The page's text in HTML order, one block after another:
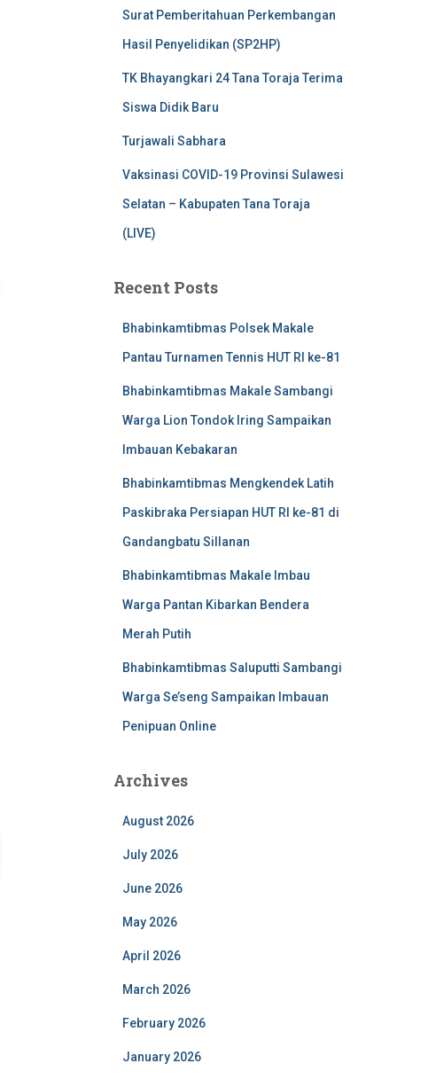
Surat Pemberitahuan Perkembangan
Hasil Penyelidikan (SP2HP)
TK Bhayangkari 24 Tana Toraja Terima
Siswa Didik Baru
Turjawali Sabhara
Vaksinasi COVID-19 Provinsi Sulawesi
Selatan – Kabupaten Tana Toraja
(LIVE)
Recent Posts
Bhabinkamtibmas Polsek Makale
Pantau Turnamen Tennis HUT RI ke-81
Bhabinkamtibmas Makale Sambangi
Warga Lion Tondok Iring Sampaikan
Imbauan Kebakaran
Bhabinkamtibmas Mengkendek Latih
Paskibraka Persiapan HUT RI ke-81 di
Gandangbatu Sillanan
Bhabinkamtibmas Makale Imbau
Warga Pantan Kibarkan Bendera
Merah Putih
Bhabinkamtibmas Saluputti Sambangi
Warga Se’seng Sampaikan Imbauan
Penipuan Online
Archives
August 2026
July 2026
June 2026
May 2026
April 2026
March 2026
February 2026
January 2026